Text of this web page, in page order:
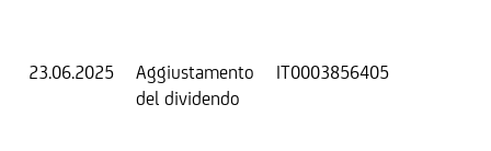
23.06.2025
Aggiustamento
del dividendo
IT0003856405